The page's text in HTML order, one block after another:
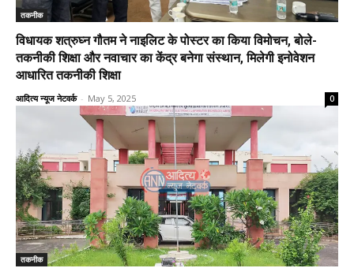
तकनीक
विधायक शत्रुघ्न गौतम ने नाइलिट के पोस्टर का किया विमोचन, बोले-
तकनीकी शिक्षा और नवाचार का केंद्र बनेगा संस्थान, मिलेगी इनोवेशन
आधारित तकनीकी शिक्षा
आदित्य न्यूज नेटवर्क - May 5, 2025 0
तकनीक